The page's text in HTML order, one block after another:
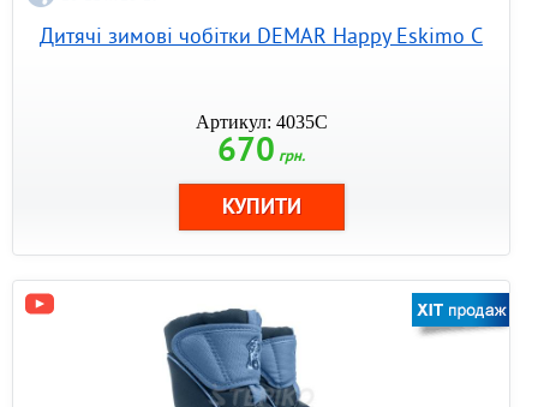
Дитячі зимові чобітки DEMAR Happy Eskimo C
Артикул: 4035С
670 грн.